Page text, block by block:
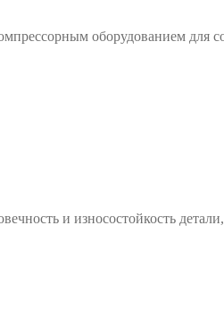
оборудованием для
и износостойкость детали,